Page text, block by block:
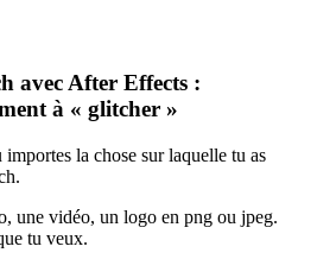
avec After Effects :
à « glitcher »
la chose sur laquelle tu as
une vidéo, un logo en png ou jpeg.
tu veux.